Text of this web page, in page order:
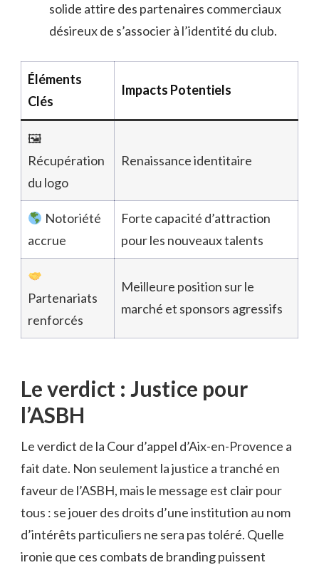
solide attire des partenaires commerciaux
désireux de s’associer à l’identité du club.
Éléments
Clés
Impacts Potentiels
🖼
Récupération
du logo
Renaissance identitaire
Notoriété
accrue
Forte capacité d’attraction
pour les nouveaux talents
Partenariats
renforcés
Meilleure position sur le
marché et sponsors agressifs
Le verdict : Justice pour
l’ASBH
Le verdict de la Cour d’appel d’Aix-en-Provence a
fait date. Non seulement la justice a tranché en
faveur de l’ASBH, mais le message est clair pour
tous : se jouer des droits d’une institution au nom
d’intérêts particuliers ne sera pas toléré. Quelle
ironie que ces combats de branding puissent